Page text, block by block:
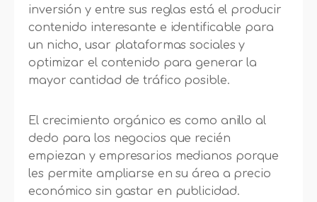
inversión y entre sus reglas está el producir
contenido interesante e identificable para
un nicho, usar plataformas sociales y
optimizar el contenido para generar la
mayor cantidad de tráfico posible.
El crecimiento orgánico es como anillo al
dedo para los negocios que recién
empiezan y empresarios medianos porque
les permite ampliarse en su área a precio
económico sin gastar en publicidad.